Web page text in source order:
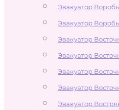
Эвакуатор
Эвакуатор
Эвакуатор
Эвакуатор
Эвакуатор
Эвакуатор
Эвакуатор